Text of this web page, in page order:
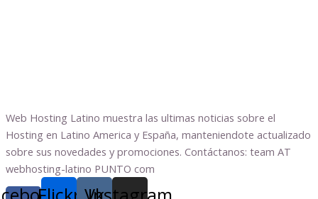
Web Hosting Latino muestra las ultimas noticias sobre el
Hosting en Latino America y España, manteniendote actualizado
sobre sus novedades y promociones. Contáctanos: team AT
webhosting-latino PUNTO com